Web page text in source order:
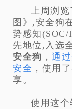
上周浏览
图》,安全狗
势感知(SOC/
先地位,入选
安全狗 ，通
安全 ，使用
享。
使用这个